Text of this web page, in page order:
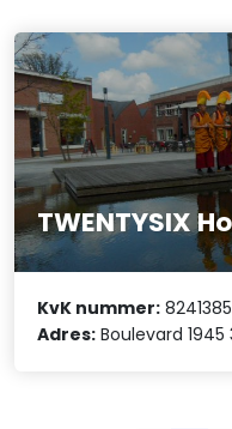
TWENTYSIX
KvK nummer:
Adres: Boulevard 1945